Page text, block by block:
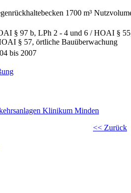
1700 m³
§ 97 b, LPh 2 - 4 und 6 / HOAI §
§ 57, örtliche Bauüberwachung
bis 2007
<< Zurück